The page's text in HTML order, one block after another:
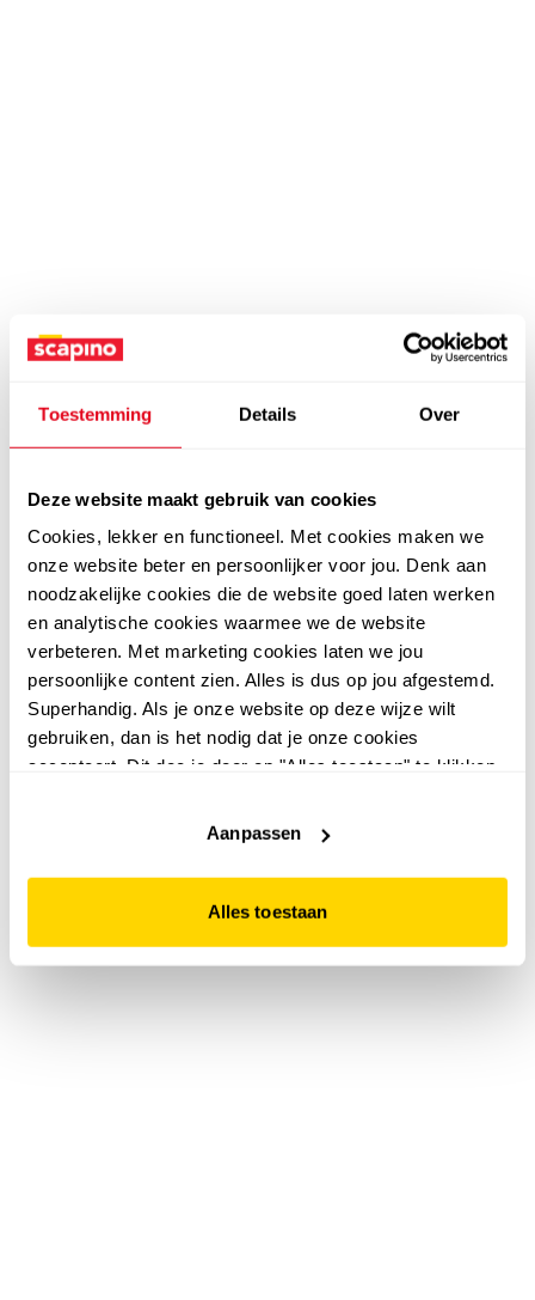
Toestemming Details Over
Deze website maakt gebruik van cookies
Cookies, lekker en functioneel. Met cookies maken we
onze website beter en persoonlijker voor jou. Denk aan
noodzakelijke cookies die de website goed laten werken
en analytische cookies waarmee we de website
verbeteren. Met marketing cookies laten we jou
persoonlijke content zien. Alles is dus op jou afgestemd.
Superhandig. Als je onze website op deze wijze wilt
gebruiken, dan is het nodig dat je onze cookies
accepteert. Dit doe je door op "Alles toestaan" te klikken.
website niet optimaal functioneert.
Aanpassen
Alles toestaan